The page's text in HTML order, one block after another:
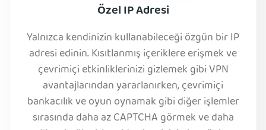
Özel IP Adresi
Yalnızca kendinizin kullanabileceği özgün bir IP
adresi edinin. Kısıtlanmış içeriklere erişmek ve
çevrimiçi etkinliklerinizi gizlemek gibi VPN
avantajlarından yararlanırken, çevrimiçi
bankacılık ve oyun oynamak gibi diğer işlemler
sırasında daha az CAPTCHA görmek ve daha